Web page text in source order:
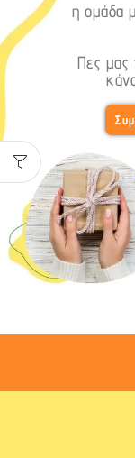
η ομάδα
Πες μας